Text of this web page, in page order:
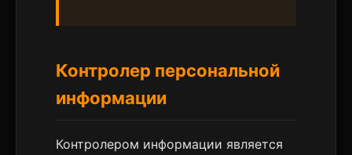
Контролер персональной
информации
Контролером информации является